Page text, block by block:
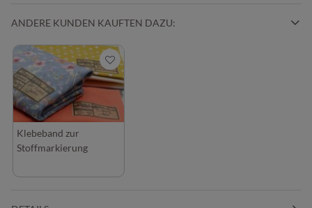
ANDERE KUNDEN KAUFTEN DAZU:
Klebeband zur
Stoffmarkierung